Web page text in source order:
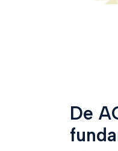
De